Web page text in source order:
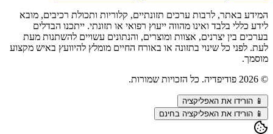
המידע באתר, לרבות ערכים תזונתיים, קלוריות ותכולת רכיבים, מובא
לידע כללי בלבד ואינו מהווה ייעוץ רפואי או תזונתי. ייתכנו הבדלים
בערכים בין יצרנים, אצוות ומוצרים, והנתונים עשויים להשתנות מעת
לעת. לפני כל שינוי בתזונה או באורח החיים מומלץ להיוועץ באיש מקצוע
מוסמך.
©
2026 פודיפדיה. כל הזכויות שמורות.
📱 הורידו את האפליקציה
📱 הורידו את האפליקציה בחינם